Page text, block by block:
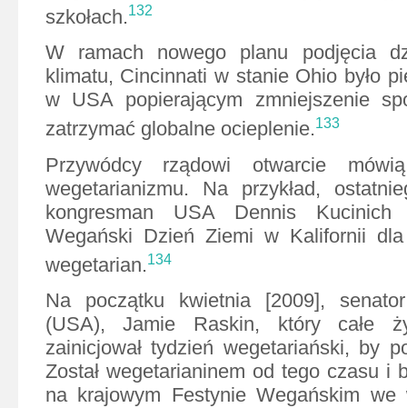
szkołach.132
W ramach nowego planu podjęcia
klimatu, Cincinnati w stanie Ohio było
w USA popierającym zmniejszenie
zatrzymać globalne ocieplenie.133
Przywódcy rządowi otwarcie
wegetarianizmu. Na przykład,
kongresman USA Dennis Kucinich
Wegański Dzień Ziemi w Kalifornii
wegetarian.134
Na początku kwietnia [2009],
(USA), Jamie Raskin, który całe
zainicjował tydzień wegetariański, by
Został wegetarianinem od tego czasu i
na krajowym Festynie Wegańskim we